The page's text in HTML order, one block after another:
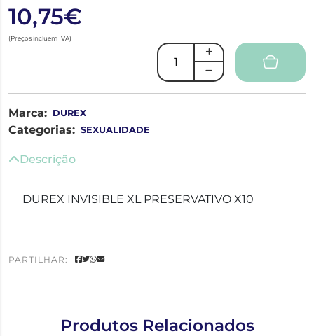
10,75€
(Preços incluem IVA)
Marca: DUREX
Categorias: SEXUALIDADE
Descrição
DUREX INVISIBLE XL PRESERVATIVO X10
PARTILHAR:
Produtos Relacionados